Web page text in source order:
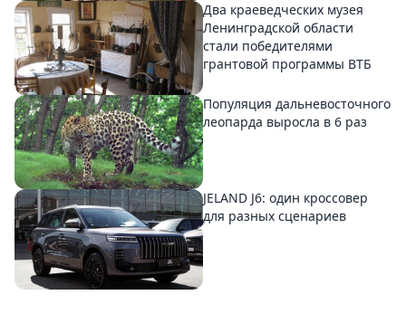
Два краеведческих музея
Ленинградской области
стали победителями
грантовой программы ВТБ
Популяция дальневосточного
леопарда выросла в 6 раз
JELAND J6: один кроссовер
для разных сценариев